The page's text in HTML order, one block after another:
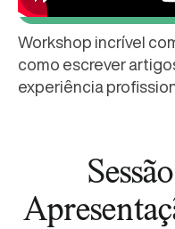
Workshop incrível
como escrever
experiência